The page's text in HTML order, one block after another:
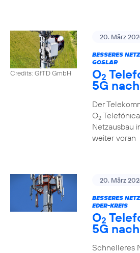
Credits: GfTD GmbH
20. März
BESSERES
GOSLAR
O2
5G
Der
O2
Netzausbau
weiter voran
20. März
BESSERES
EDER-KREIS
O2
5G
Schnelleres